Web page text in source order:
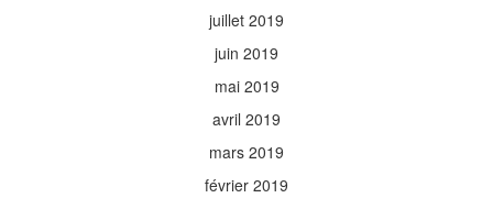
juillet 2019
juin 2019
mai 2019
avril 2019
mars 2019
février 2019